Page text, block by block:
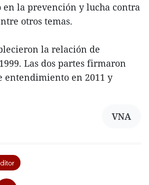
en la prevención y lucha contra
otros temas.
la relación de
Las dos partes firmaron
entendimiento en 2011 y
VNA